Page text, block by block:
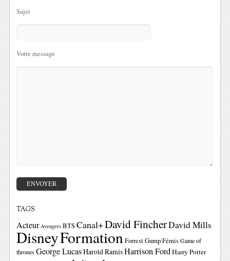
Sujet
Votre message
TAGS
Acteur Avengers BTSCanal+David FincherDavid Mills
DisneyFormationForrest GumpFémis Game of
thrones George LucasHarold RamisHarrison FordHarry Potter